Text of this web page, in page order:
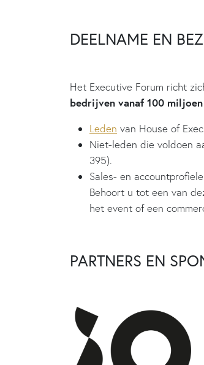
DEELNAME EN
Het Executive Forum richt
bedrijven vanaf 100
Leden van House of
Niet-leden die voldoen
395).
Sales- en
Behoort u tot een van
het event of een
PARTNERS EN